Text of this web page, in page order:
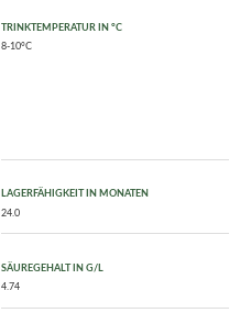
TRINKTEMPERATUR IN °C
8-10°C
LAGERFÄHIGKEIT IN MONATEN
24.0
SÄUREGEHALT IN G/L
4.74